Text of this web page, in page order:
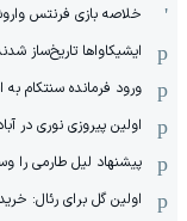
خلاصه بازی فرنتس واروش 1 - رئال
ایشیکاوا‌ها تاریخ‌ساز
ورود فرمانده سنتکام به
اولین پیروزی نوری در
پیشنهاد لیل طارمی را
اولین گل برای رئال: